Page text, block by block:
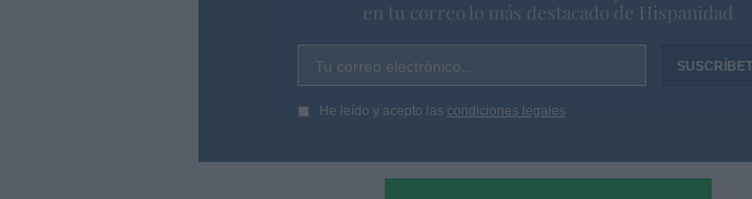
en tu correo lo más destacado de Hispanidad
Tu correo electrónico...
He leído y acepto las condiciones legales